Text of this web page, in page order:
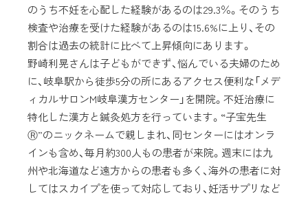
のうち不妊を心配した経験があるのは29.3％。そのうち
検査や治療を受けた経験があるのは15.6%に上り、その
割合は過去の統計に比べて上昇傾向にあります。
野崎利晃さんは子どもができず、悩んでいる夫婦のため
に、岐阜駅から徒歩5分の所にあるアクセス便利な「メデ
ィカルサロンM岐阜漢方センター」を開院。不妊治療に
特化した漢方と鍼灸処方を行っています。“子宝先生
Ⓡ”のニックネームで親しまれ、同センターにはオンラ
インも含め、毎月約300人もの患者が来院。週末には九
州や北海道など遠方からの患者も多く、海外の患者に対
してはスカイプを使って対応しており、妊活サプリなど